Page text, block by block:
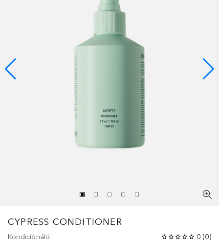
CYPRESS CONDITIONER
Kondiciónáló 0 (0)